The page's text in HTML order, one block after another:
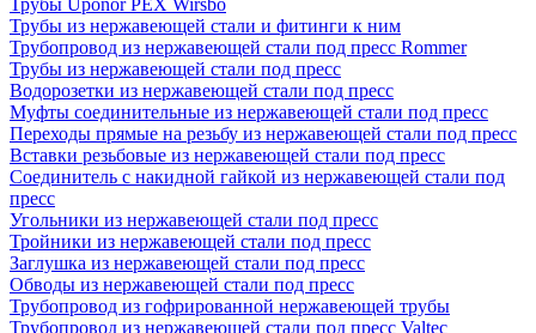
Трубы из нержавеющей стали и фитинги к ним
Трубопровод из нержавеющей стали под пресс Rommer
Трубы из нержавеющей стали под пресс
Водорозетки из нержавеющей стали под пресс
Муфты соединительные из нержавеющей стали под пресс
Переходы прямые на резьбу из нержавеющей стали под пресс
Вставки резьбовые из нержавеющей стали под пресс
Соединитель с накидной гайкой из нержавеющей стали под
пресс
Угольники из нержавеющей стали под пресс
Тройники из нержавеющей стали под пресс
Заглушка из нержавеющей стали под пресс
Обводы из нержавеющей стали под пресс
Трубопровод из гофрированной нержавеющей трубы
Трубопровод из нержавеющей стали под пресс Valtec